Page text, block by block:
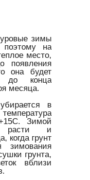
зимы
на
место,
появления
она будет
до конца
месяца.
в
Зимой
расти и
когда грунт
зимования
грунта,
вблизи